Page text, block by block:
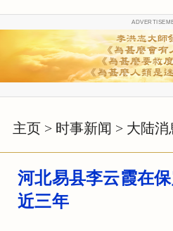
主页 > 时事新闻 > 大陆消
河北易县李云霞在
近三年